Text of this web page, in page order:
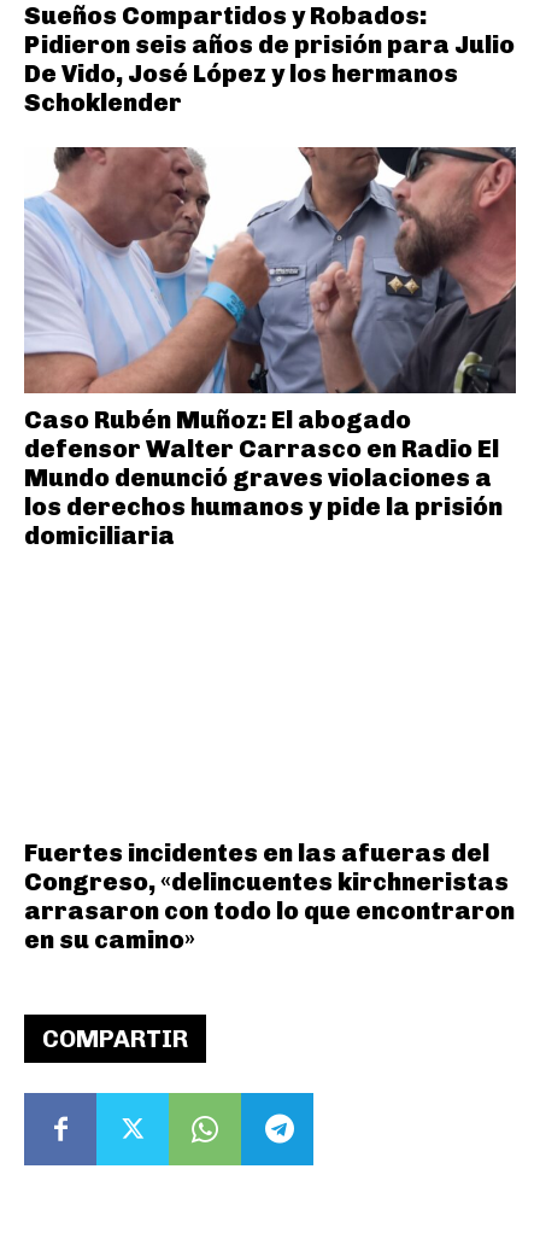
COMPARTIR
Sueños Compartidos y Robados:
Pidieron seis años de prisión para Julio
De Vido, José López y los hermanos
Schoklender
Caso Rubén Muñoz: El abogado
defensor Walter Carrasco en Radio El
Mundo denunció graves violaciones a
los derechos humanos y pide la prisión
domiciliaria
Fuertes incidentes en las afueras del
Congreso, «delincuentes kirchneristas
arrasaron con todo lo que encontraron
en su camino»